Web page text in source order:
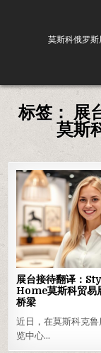
莫斯科俄罗
标签： 展
莫斯
展台接待翻译：
Home莫斯科贸易
桥梁
近日，在莫斯科克
览中心…